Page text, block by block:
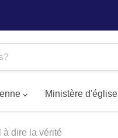
Ministère d'église
à dire la vérité